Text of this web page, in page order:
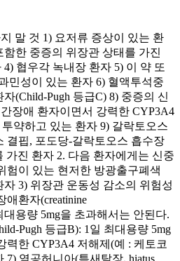
말 것 1) 요저류 증상이 있는 환
한 중증의 위장관 상태를 가진
협우각 녹내장 환자 5) 이 약 또
민성이 있는 환자 6) 혈액투석중
(Child-Pugh 등급C) 8) 중증의 신
장애 환자이면서 강력한 CYP3A4
약하고 있는 환자 9) 갈락토오스
결핍, 포도당-갈락토오스 흡수장
가진 환자 2. 다음 환자에게는 신중
험이 있는 현저한 방광출구폐색
3) 위장관 운동성 감소의 위험성
애환자(creatinine
대용량 5mg을 초과해서는 안된다.
Pugh 등급B): 1일 최대용량 5mg
력한 CYP3A4 저해제(예 : 케토코
7) 열공허니아(틈새탈장, hiatus